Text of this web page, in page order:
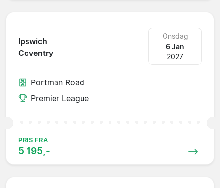
Ipswich
Coventry
Onsdag
6 Jan
2027
Portman Road
Premier League
PRIS FRA
5 195,-